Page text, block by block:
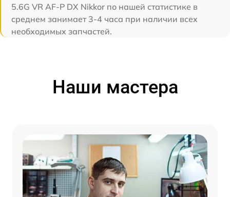
5.6G VR AF-P DX Nikkor по нашей статистике в
среднем занимает 3-4 часа при наличии всех
необходимых запчастей.
Наши мастера